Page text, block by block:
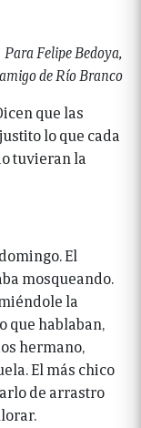
Para Felipe Bedoya,
de Río Branco
que las
lo que cada
tuvieran la
El
mosqueando.
la
que hablaban,
hermano,
El más chico
de arrastro